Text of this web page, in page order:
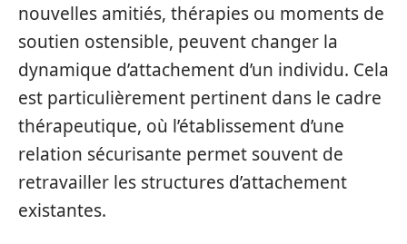
nouvelles amitiés, thérapies ou moments de
soutien ostensible, peuvent changer la
dynamique d’attachement d’un individu. Cela
est particulièrement pertinent dans le cadre
thérapeutique, où l’établissement d’une
relation sécurisante permet souvent de
retravailler les structures d’attachement
existantes.